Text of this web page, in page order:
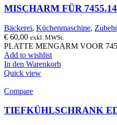
MISCHARM FÜR
Bäckerei, Küchenmaschine,
€ 60,00 exkl. MWSt.
PLATTE MENGARM VOOR
Add to wishlist
In den Warenkorb
Quick view
Compare
TIEFKÜHLSCHRANK